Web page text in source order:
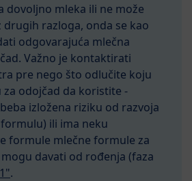
dovoljno mleka ili ne može
razloga, onda se kao
odgovarajuća mlečna
Važno je kontaktirati
pre nego što odlučite koju
odojčad da koristite -
izložena riziku od razvoja
ili ima neku
formule mlečne formule za
davati od rođenja (faza
.